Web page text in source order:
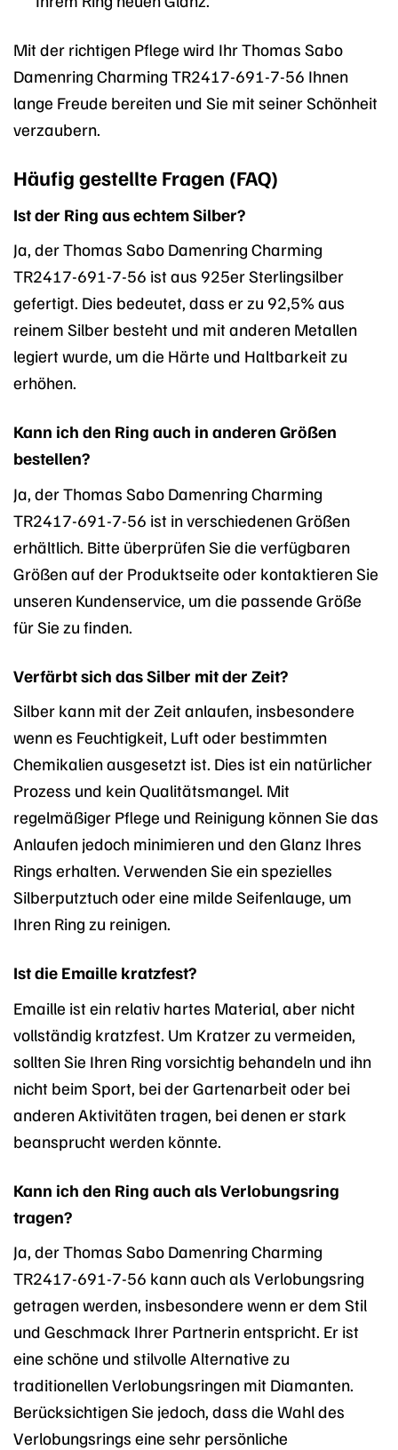
Mit der richtigen Pflege wird Ihr Thomas Sabo
Damenring Charming TR2417-691-7-56 Ihnen
lange Freude bereiten und Sie mit seiner Schönheit
verzaubern.
Häufig gestellte Fragen (FAQ)
Ist der Ring aus echtem Silber?
Ja, der Thomas Sabo Damenring Charming
TR2417-691-7-56 ist aus 925er Sterlingsilber
gefertigt. Dies bedeutet, dass er zu 92,5% aus
reinem Silber besteht und mit anderen Metallen
legiert wurde, um die Härte und Haltbarkeit zu
erhöhen.
Kann ich den Ring auch in anderen Größen
bestellen?
Ja, der Thomas Sabo Damenring Charming
TR2417-691-7-56 ist in verschiedenen Größen
erhältlich. Bitte überprüfen Sie die verfügbaren
Größen auf der Produktseite oder kontaktieren Sie
unseren Kundenservice, um die passende Größe
für Sie zu finden.
Verfärbt sich das Silber mit der Zeit?
Silber kann mit der Zeit anlaufen, insbesondere
wenn es Feuchtigkeit, Luft oder bestimmten
Chemikalien ausgesetzt ist. Dies ist ein natürlicher
Prozess und kein Qualitätsmangel. Mit
regelmäßiger Pflege und Reinigung können Sie das
Anlaufen jedoch minimieren und den Glanz Ihres
Rings erhalten. Verwenden Sie ein spezielles
Silberputztuch oder eine milde Seifenlauge, um
Ihren Ring zu reinigen.
Ist die Emaille kratzfest?
Emaille ist ein relativ hartes Material, aber nicht
vollständig kratzfest. Um Kratzer zu vermeiden,
sollten Sie Ihren Ring vorsichtig behandeln und ihn
nicht beim Sport, bei der Gartenarbeit oder bei
anderen Aktivitäten tragen, bei denen er stark
beansprucht werden könnte.
Kann ich den Ring auch als Verlobungsring
tragen?
Ja, der Thomas Sabo Damenring Charming
TR2417-691-7-56 kann auch als Verlobungsring
getragen werden, insbesondere wenn er dem Stil
und Geschmack Ihrer Partnerin entspricht. Er ist
eine schöne und stilvolle Alternative zu
traditionellen Verlobungsringen mit Diamanten.
Berücksichtigen Sie jedoch, dass die Wahl des
Verlobungsrings eine sehr persönliche